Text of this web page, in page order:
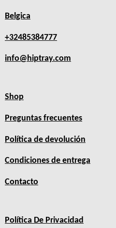
Belgica
+32485384777
info@hiptray.com
Shop
Preguntas frecuentes
Política de devolución
Condiciones de entrega
Contacto
Política De Privacidad